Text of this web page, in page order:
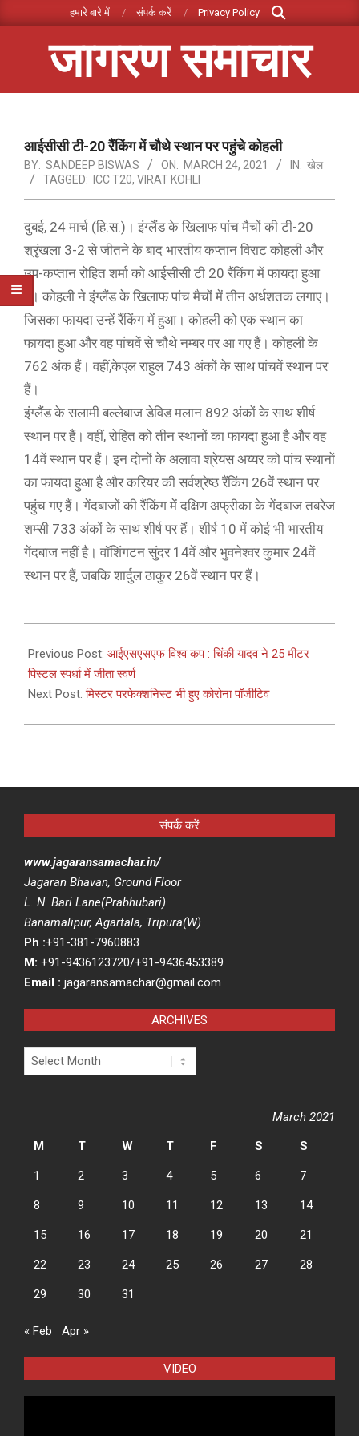
to
हमारे बारे में संपर्क करें Privacy Policy
Search
जागरण समाचार
Menuआईसीसी टी-20 रैंकिंग में चौथे स्थान पर पहुंचे कोहली
BY: SANDEEP BISWAS ON: MARCH 24, 2021 IN: खेल
TAGGED:
ICC T20, VIRAT KOHLI
दुबई, 24 मार्च (हि.स.)। इंग्लैंड के खिलाफ पांच मैचों की टी-20
श्रृंखला 3-2 से जीतने के बाद भारतीय कप्तान विराट कोहली और
उप-कप्तान रोहित शर्मा को आईसीसी टी 20 रैंकिंग में फायदा हुआ
है। कोहली ने इंग्लैंड के खिलाफ पांच मैचों में तीन अर्धशतक लगाए।
जिसका फायदा उन्हें रैंकिंग में हुआ। कोहली को एक स्थान का
फायदा हुआ और वह पांचवें से चौथे नम्बर पर आ गए हैं। कोहली के
762 अंक हैं। वहीं,केएल राहुल 743 अंकों के साथ पांचवें स्थान पर
हैं।
इंग्लैंड के सलामी बल्लेबाज डेविड मलान 892 अंकों के साथ शीर्ष
स्थान पर हैं। वहीं, रोहित को तीन स्थानों का फायदा हुआ है और वह
14वें स्थान पर हैं। इन दोनों के अलावा श्रेयस अय्यर को पांच स्थानों
का फायदा हुआ है और करियर की सर्वश्रेष्ठ रैंकिंग 26वें स्थान पर
पहुंच गए हैं। गेंदबाजों की रैंकिंग में दक्षिण अफ्रीका के गेंदबाज तबरेज
शम्सी 733 अंकों के साथ शीर्ष पर हैं। शीर्ष 10 में कोई भी भारतीय
गेंदबाज नहीं है। वॉशिंगटन सुंदर 14वें और भुवनेश्वर कुमार 24वें
स्थान पर हैं, जबकि शार्दुल ठाकुर 26वें स्थान पर हैं।
03-
24
Previous Post: आईएसएसएफ विश्व कप : चिंकी यादव ने 25 मीटर
पिस्टल स्पर्धा में जीता स्वर्ण
Next Post:मिस्टर परफेक्शनिस्ट भी हुए कोरोना पॉजीटिव
संपर्क करें
www.jagaransamachar.in/
Jagaran Bhavan, Ground Floor
L. N. Bari Lane(Prabhubari)
Banamalipur, Agartala, Tripura(W)
Ph :+91-381-7960883
M: +91-9436123720/+91-9436453389
Email : jagaransamachar@gmail.com
ARCHIVES
Archives
March 2021
M
T W T F S S
1 2 3 4 5 6 7
8 9 10 11 12 13 14
15 16 17 18 19 20 21
22 23 24 25 26 27 28
29 30 31
« Feb Apr »
VIDEO